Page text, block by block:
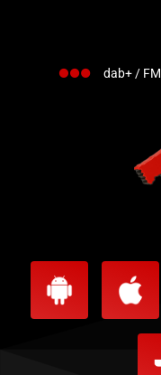
dab+ / FM